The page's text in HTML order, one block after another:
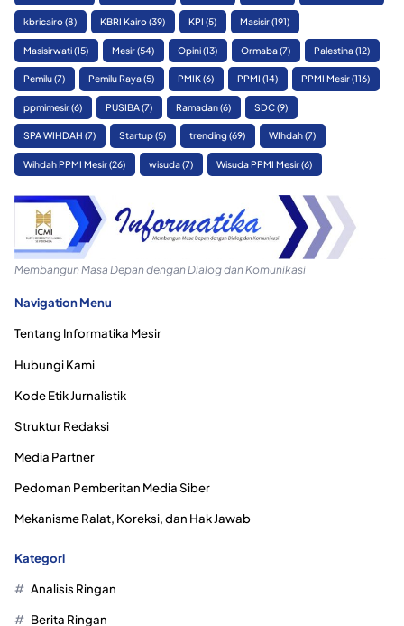
kbricairo(8) KBRI Kairo(39) KPI (5) Masisir(191)
Masisirwati(15) Mesir(54) Opini(13) Ormaba(7) Palestina(12)
Pemilu(7) Pemilu Raya(5) PMIK(6) PPMI (14) PPMI Mesir(116)
ppmimesir(6) PUSIBA(7) Ramadan(6) SDC(9)
SPA WIHDAH (7) Startup(5) trending (69) WIhdah(7)
Wihdah PPMI Mesir(26) wisuda(7) Wisuda PPMI Mesir(6)
Membangun Masa Depan dengan Dialog dan Komunikasi
Navigation Menu
Tentang Informatika Mesir
Hubungi Kami
Kode Etik Jurnalistik
Struktur Redaksi
Media Partner
Pedoman Pemberitan Media Siber
Mekanisme Ralat, Koreksi, dan Hak Jawab
Kategori
Analisis Ringan
Berita Ringan